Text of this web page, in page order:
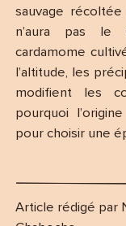
sauvage
n’aura pas le
cardamome
l’altitude, les
modifient les
pourquoi
pour choisir une
Article rédigé par